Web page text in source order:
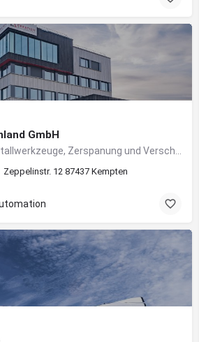
GmbH
Zeppelinstr. 12 87437 Kempten